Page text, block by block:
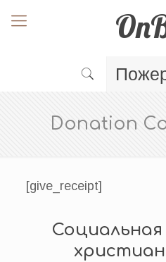
Donation
[give_receipt]
Социальная